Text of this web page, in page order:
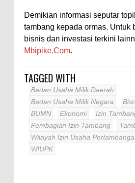
Demikian informasi seputar
tambang kepada ormas. Untuk
bisnis dan investasi terkini
Mbipike.Com.
TAGGED WITH
Badan Usaha Milik Daerah
Badan Usaha Milik Negara
BUMN
Ekonomi Izin
Pembagian Izin Tambang
Wilayah Izin Usaha
WIUPK